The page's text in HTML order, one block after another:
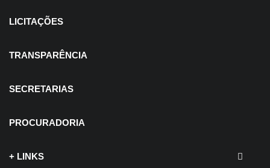
LICITAÇÕES
TRANSPARÊNCIA
SECRETARIAS
PROCURADORIA
+ LINKS